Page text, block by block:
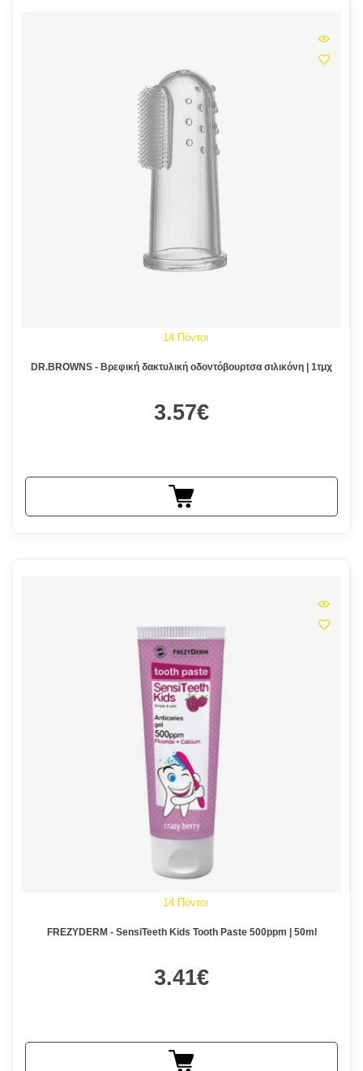
14 Πόντοι
DR.BROWNS - Βρεφική δακτυλική οδοντόβουρτσα σιλικόνη | 1τμχ
3.57€
14 Πόντοι
FREZYDERM - SensiTeeth Kids Tooth Paste 500ppm | 50ml
3.41€